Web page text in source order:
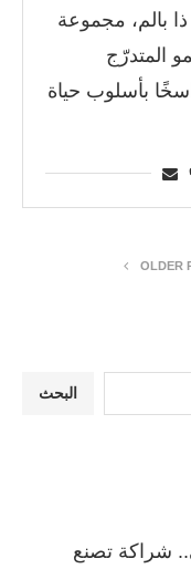
بالم، مجموعة
المتدرّج
بأسلوب حياة
OLDER
البحث
شراكة تصنع